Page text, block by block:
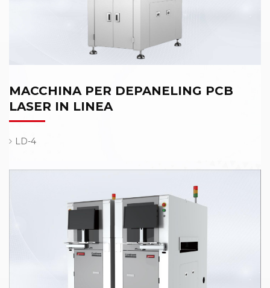
MACCHINA PER DEPANELING PCB
LASER IN LINEA
LD-4